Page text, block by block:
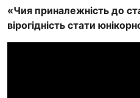
«Чия приналежність до
вірогідність стати